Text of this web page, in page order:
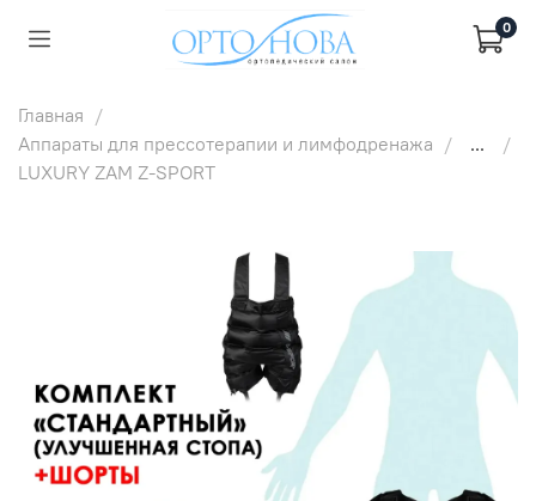
0
Главная
Аппараты для прессотерапии и лимфодренажа
...
LUXURY ZAM Z-SPORT